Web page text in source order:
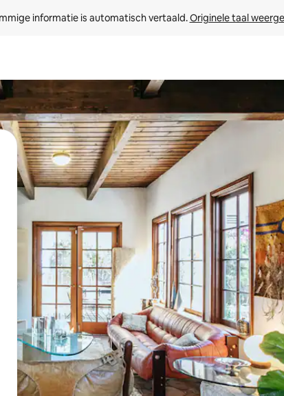
informatie is automatisch vertaald. Originele taal
met je de pijltjestoetsen omhoog en omlaag, óf door te